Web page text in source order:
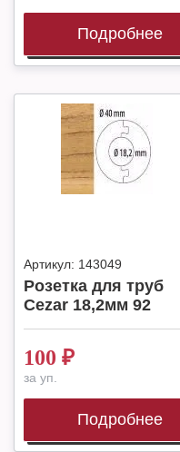
Подробнее
Артикул: 143049
Розетка для труб
Cezar 18,2мм 92
100 ₽
за уп.
Подробнее